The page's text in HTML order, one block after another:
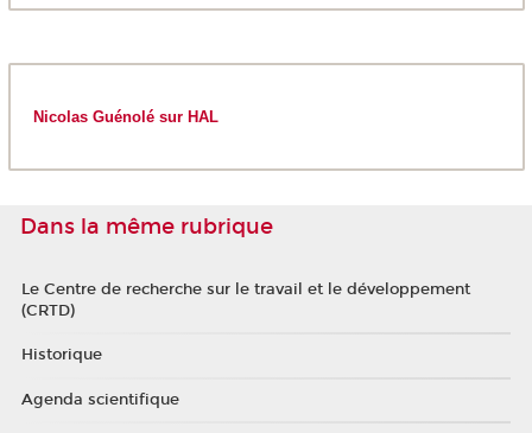
Nicolas Guénolé sur HAL
Dans la même rubrique
Le Centre de recherche sur le travail et le développement
(CRTD)
Historique
Agenda scientifique